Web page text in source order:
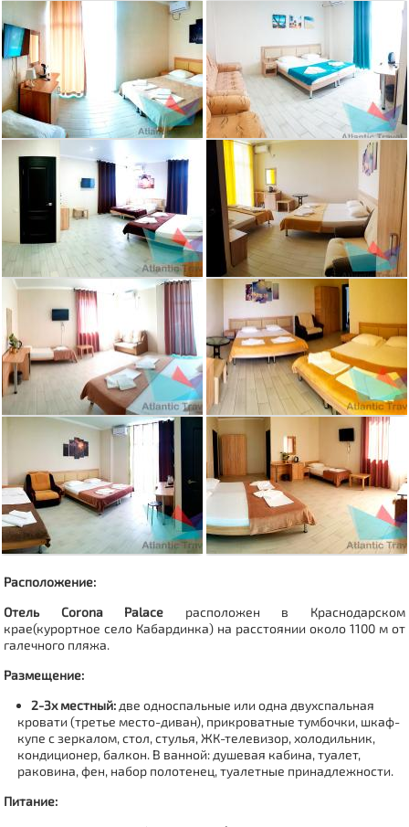
Расположение:
Отель Corona Palace расположен в Краснодарском
крае(курортноесело Кабардинка) на расстоянии около 1100 м от
галечного пляжа.
Размещение:
2-3х местный: две односпальные или одна двухспальная
кровати (третье место-диван), прикроватные тумбочки, шкаф-
купе с зеркалом, стол, стулья, ЖК-телевизор, холодильник,
кондиционер, балкон. В ванной: душевая кабина, туалет,
раковина, фен, набор полотенец, туалетные принадлежности.
Питание: